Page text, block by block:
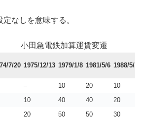
なしを意味する。
小田急電鉄加算運賃変遷
7/20 1975/12/13 1979/1/8 1981/5/6 1988/5/18
– 10 20
10
10 40 40
20
20 50 50 30